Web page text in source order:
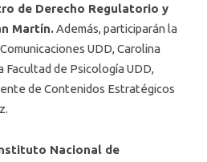
de Derecho Regulatorio y
Martín.Además, participarán la
UDD, Carolina
Facultad de Psicología UDD,
de Contenidos Estratégicos
Nacional de